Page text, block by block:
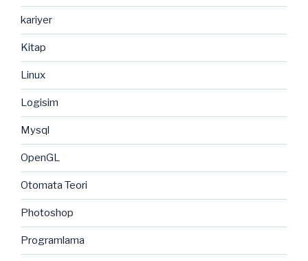
kariyer
Kitap
Linux
Logisim
Mysql
OpenGL
Otomata Teori
Photoshop
Programlama